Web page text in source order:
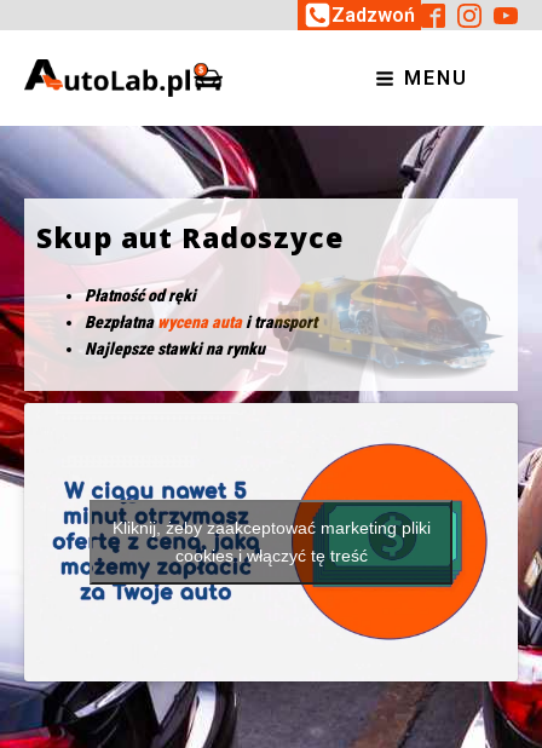
Zadzwoń
MENU
Skup aut Radoszyce
Płatność od ręki
Bezpłatnawycena autai transport
Najlepsze stawki na rynku
Kliknij, żeby zaakceptować marketing pliki
cookies i włączyć tę treść